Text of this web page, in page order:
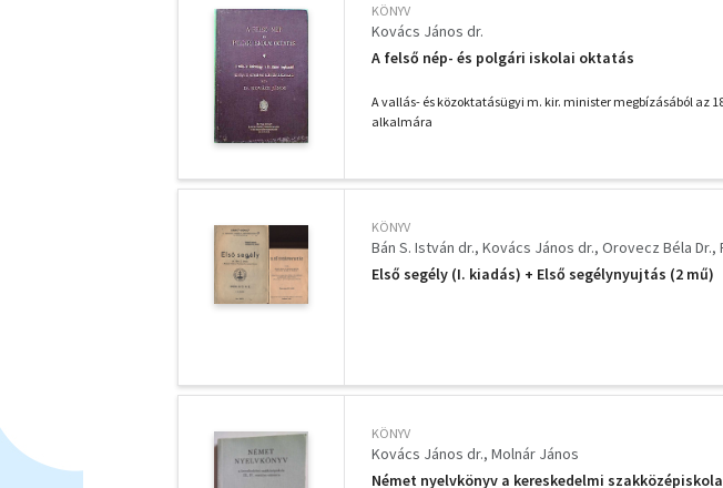
KÖNYV
Kovács János dr.
A felső nép- és polgári iskolai oktatás
A vallás- és közoktatásügyi m. kir. minister megbízásából az
alkalmára
KÖNYV
Bán S. István dr. Kovács János dr. Orovecz Béla Dr.
Első segély (I. kiadás) + Első segélynyujtás (2 mű)
KÖNYV
Kovács János dr. Molnár János
Német nyelvkönyv a kereskedelmi